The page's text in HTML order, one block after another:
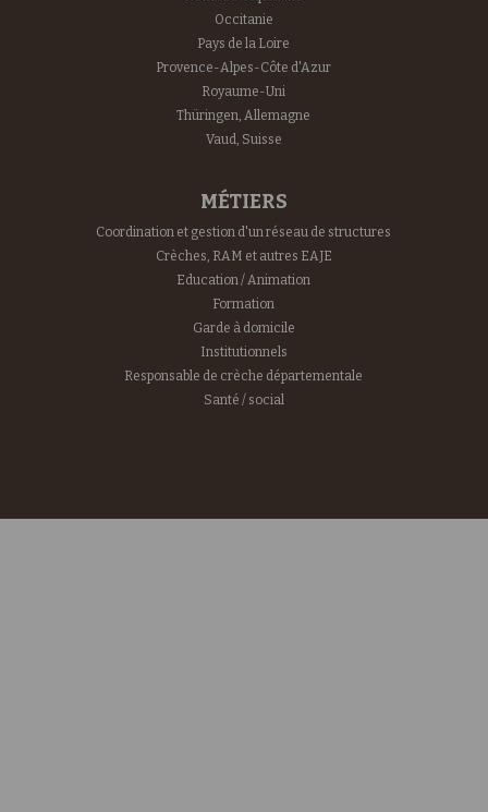
Occitanie
Pays de la Loire
Provence-Alpes-Côte d'Azur
Royaume-Uni
Thüringen, Allemagne
Vaud, Suisse
MÉTIERS
Coordination et gestion d'un réseau de structures
Crèches, RAM et autres EAJE
Education / Animation
Formation
Garde à domicile
Institutionnels
Responsable de crèche départementale
Santé / social